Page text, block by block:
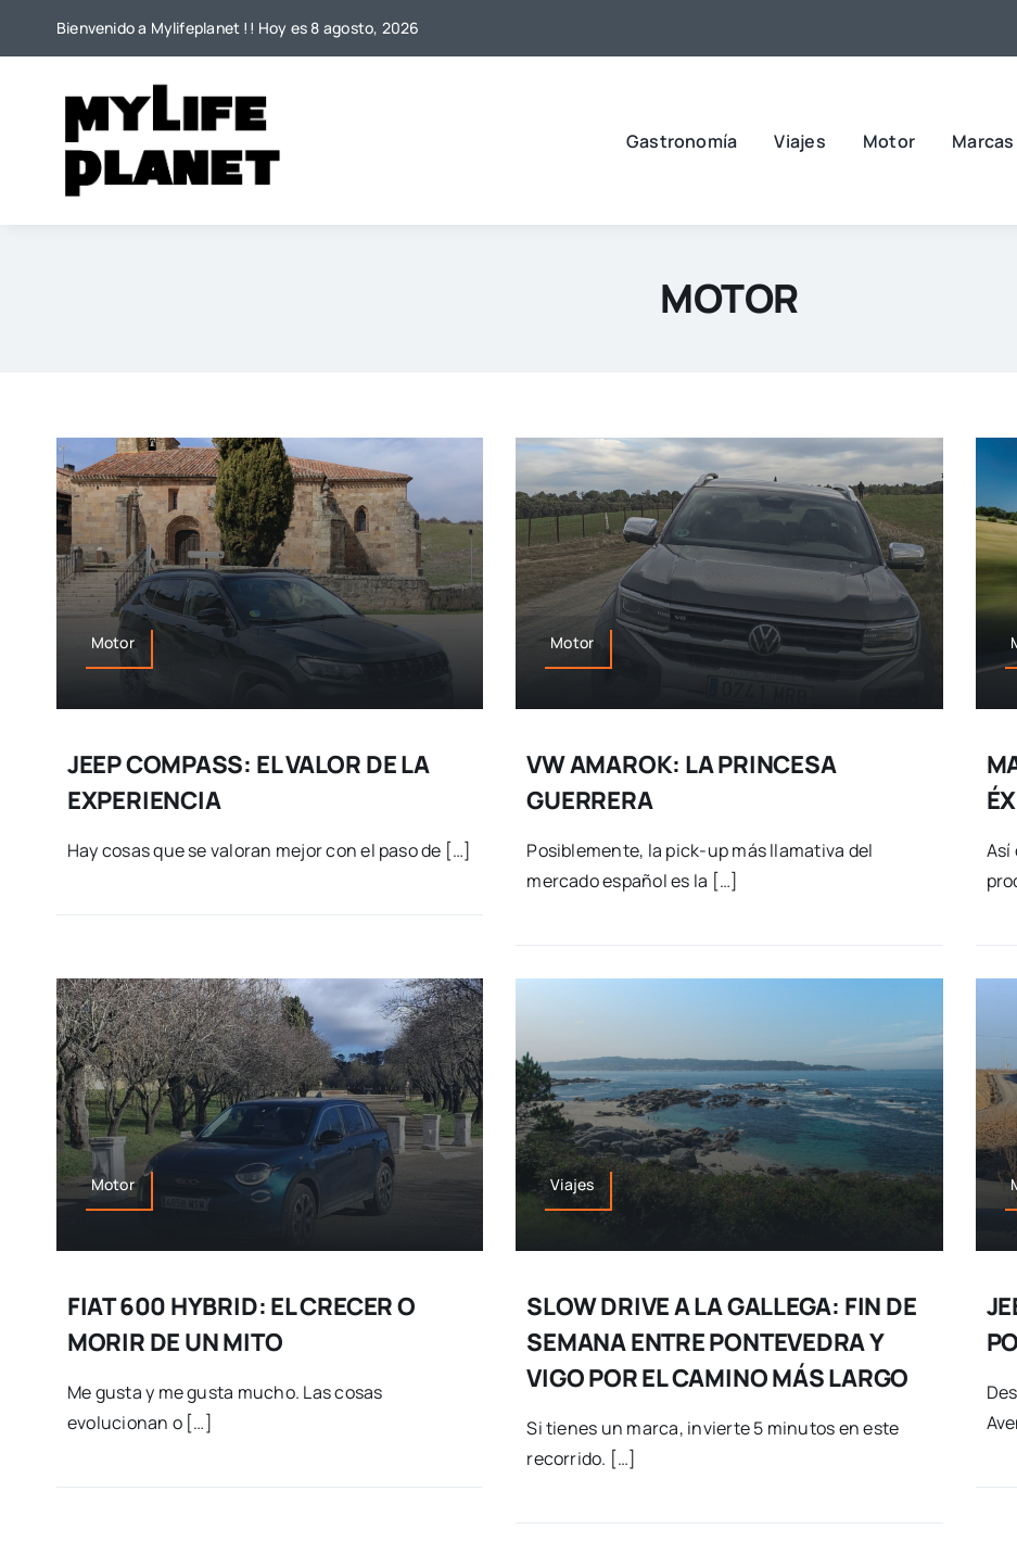
Bienvenido a Mylifeplanet !! Hoy es 8 agosto, 2026
Gastronomía Viajes Motor Marcas
MOTOR
Motor
JEEP COMPASS: EL VALOR DE LA
EXPERIENCIA
Hay cosas que se valoran mejor con el paso de […]
Motor
VW AMAROK: LA PRINCESA
GUERRERA
Posiblemente, la pick-up más llamativa del
mercado español es la […]
Así
Motor
FIAT 600 HYBRID: EL CRECER O
MORIR DE UN MITO
Me gusta y me gusta mucho. Las cosas
evolucionan o […]
Viajes
SLOW DRIVE A LA GALLEGA: FIN DE
SEMANA ENTRE PONTEVEDRA Y
VIGO POR EL CAMINO MÁS LARGO
Si tienes un marca, invierte 5 minutos en este
recorrido. […]